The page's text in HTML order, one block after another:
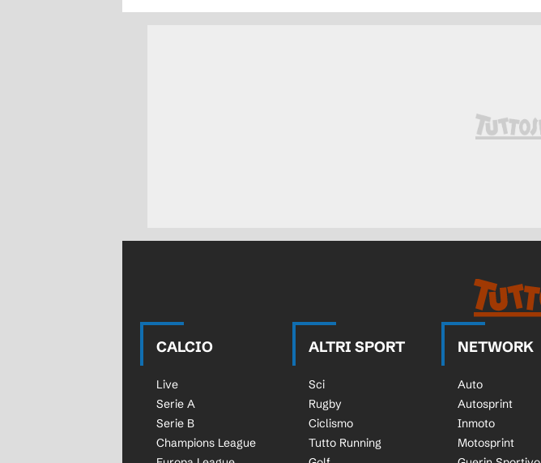
CALCIO
Live
Serie A
Serie B
Champions League
ALTRI SPORT
Sci
Rugby
Ciclismo
Tutto Running
NETWORK
Auto
Autosprint
Inmoto
Motosprint